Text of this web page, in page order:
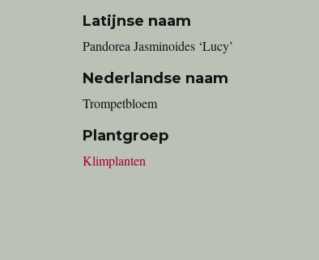
Latijnse naam
Pandorea Jasminoides ‘Lucy’
Nederlandse naam
Trompetbloem
Plantgroep
Klimplanten